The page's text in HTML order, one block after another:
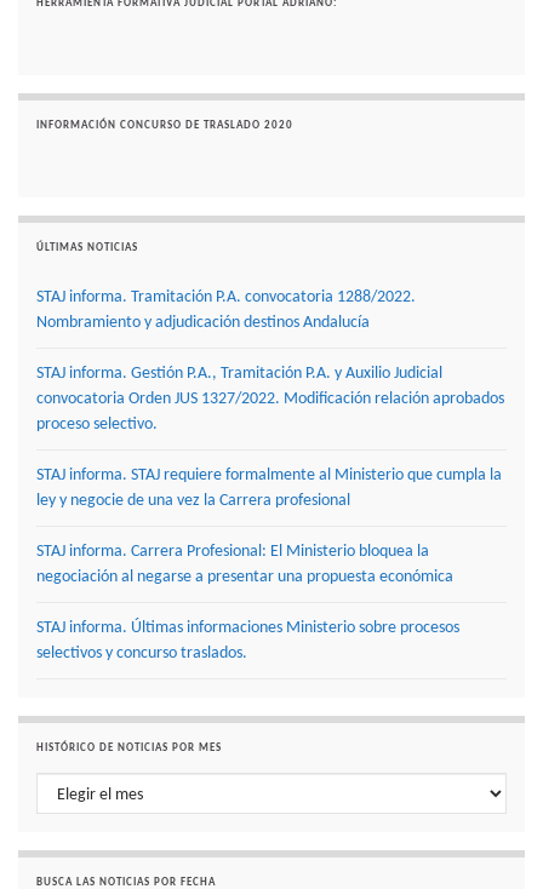
HERRAMIENTA FORMATIVA JUDICIAL PORTAL ADRIANO:
INFORMACIÓN CONCURSO DE TRASLADO 2020
ÚLTIMAS NOTICIAS
STAJ informa. Tramitación P.A. convocatoria 1288/2022.
Nombramiento y adjudicación destinos Andalucía
STAJ informa. Gestión P.A., Tramitación P.A. y Auxilio Judicial
convocatoria Orden JUS 1327/2022. Modificación relación aprobados
proceso selectivo.
STAJ informa. STAJ requiere formalmente al Ministerio que cumpla la
ley y negocie de una vez la Carrera profesional
STAJ informa. Carrera Profesional: El Ministerio bloquea la
negociación al negarse a presentar una propuesta económica
STAJ informa. Últimas informaciones Ministerio sobre procesos
selectivos y concurso traslados.
HISTÓRICO DE NOTICIAS POR MES
Histórico de noticias por mes
BUSCA LAS NOTICIAS POR FECHA